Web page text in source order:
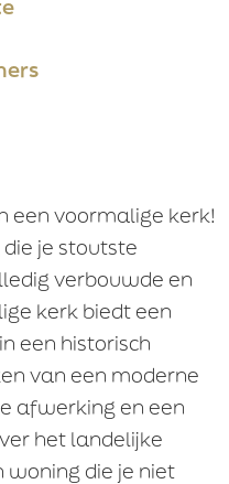
een voormalige kerk!
je stoutste
verbouwde en
kerk biedt een
een historisch
van een moderne
afwerking en een
het landelijke
woning die je niet